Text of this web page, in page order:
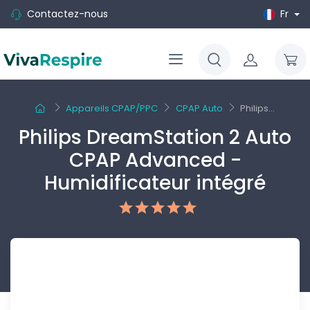
Contactez-nous Fr
Appareils CPAP/PPC CPAP Auto Philips...
Philips DreamStation 2 Auto
CPAP Advanced -
Humidificateur intégré